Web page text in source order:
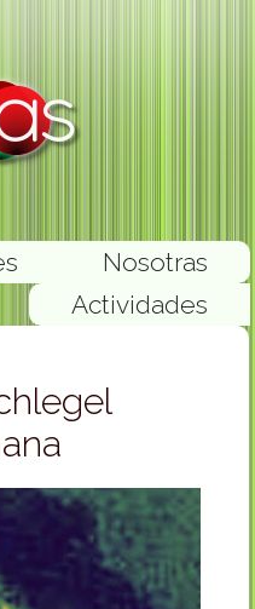
Nosotras
Actividades